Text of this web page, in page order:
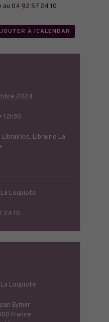
04 92 57 24 10
À ICALENDAR
2024
12h30
Librairies, Librairie La
Loupiote
24 10
Loupiote
Eymar
France